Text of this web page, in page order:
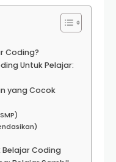
Coding?
Untuk Pelajar:
yang Cocok
Coding